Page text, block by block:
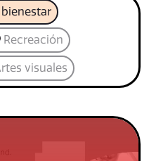
Recreación
visuales